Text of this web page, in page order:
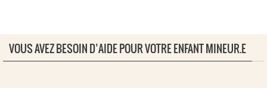
VOUS AVEZ BESOIN D’AIDE POUR VOTRE ENFANT MINEUR.E